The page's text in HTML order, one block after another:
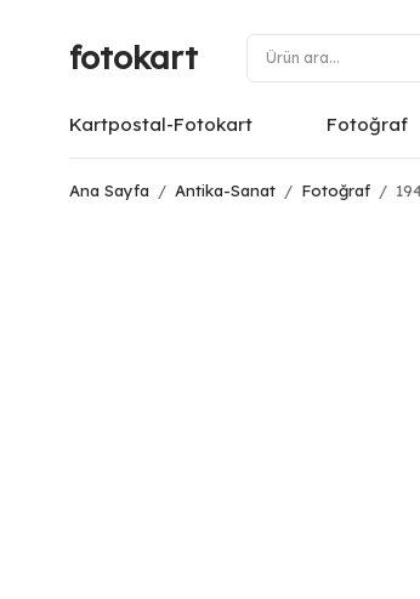
fotokart
Kartpostal-Fotokart Fotoğraf
Ana Sayfa / Antika-Sanat / Fotoğraf /